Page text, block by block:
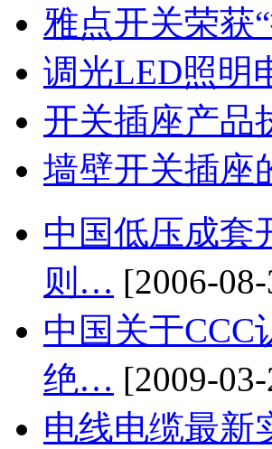
雅点开关荣获
调光LED照明
开关插座产品
墙壁开关插座
中国低压成套
则… [2006-
中国关于CCC
绝… [2009-
电线电缆最新